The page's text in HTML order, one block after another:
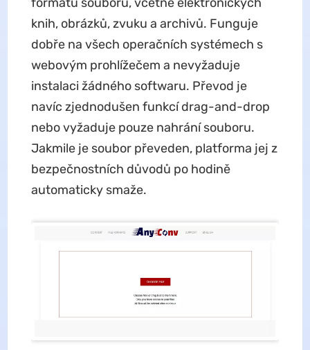
knih, obrázků, zvuku a archivů. Funguje
dobře na všech operačních systémech s
webovým prohlížečem a nevyžaduje
instalaci žádného softwaru. Převod je
navíc zjednodušen funkcí drag-and-drop
nebo vyžaduje pouze nahrání souboru.
Jakmile je soubor převeden, platforma jej z
bezpečnostních důvodů po hodině
automaticky smaže.